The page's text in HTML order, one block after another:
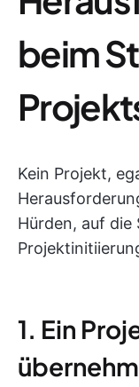
beim
Kein Projekt,
Hürden, auf die
1. Ein